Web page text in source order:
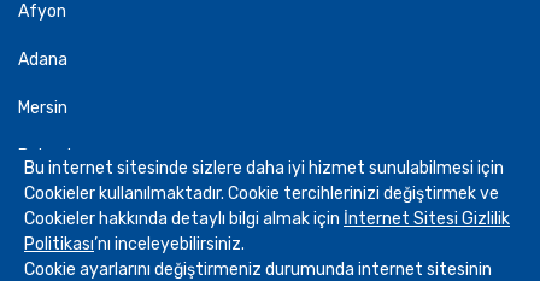
Afyon
Adana
Mersin
Bahçeler
2026 Göknur Gıda. Her Hakkı Saklıdır.
Bu internet sitesinde sizlere daha iyi hizmet sunulabilmesi için
Cookieler kullanılmaktadır. Cookie tercihlerinizi değiştirmek ve
Cookieler hakkında detaylı bilgi almak için İnternet Sitesi Gizlilik
Politikası’nı inceleyebilirsiniz.
Cookie ayarlarını değiştirmeniz durumunda internet sitesinin